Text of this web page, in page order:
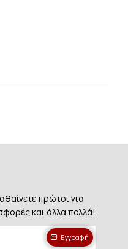
πρώτοι για
και άλλα πολλά!
Εγγραφή